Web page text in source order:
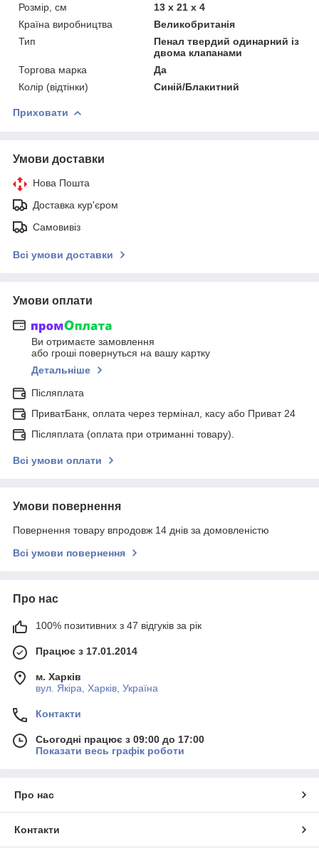
Розмір, см
13 х 21 х 4
Країна виробництва
Великобританія
Тип
Пенал твердий одинарний із
двома клапанами
Торгова марка
Да
Колір (відтінки)
Синій/Блакитний
Приховати
Умови доставки
Нова Пошта
Доставка кур'єром
Самовивіз
Всі умови доставки
Умови оплати
Ви отримаєте замовлення
або гроші повернуться на вашу картку
Детальніше
Післяплата
ПриватБанк, оплата через термінал, касу або Приват 24
Післяплата (оплата при отриманні товару).
Всі умови оплати
Умови повернення
Повернення товару впродовж 14 днів за домовленістю
Всі умови повернення
Про нас
100% позитивних з 47 відгуків за рік
Працює з 17.01.2014
м. Харків
вул. Якіра, Харків, Україна
Контакти
Сьогодні працює з 09:00 до 17:00
Показати весь графік роботи
Про нас
Контакти